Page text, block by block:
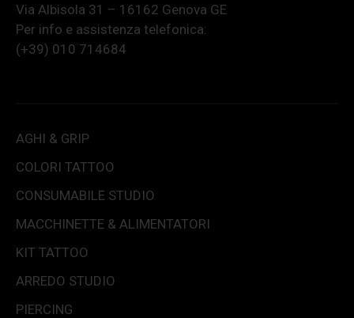
Via Albisola 31 – 16162 Genova GE
Per info e assistenza telefonica:
(+39) 010 714684
AGHI & GRIP
COLORI TATTOO
CONSUMABILE STUDIO
MACCHINETTE & ALIMENTATORI
KIT TATTOO
ARREDO STUDIO
PIERCING